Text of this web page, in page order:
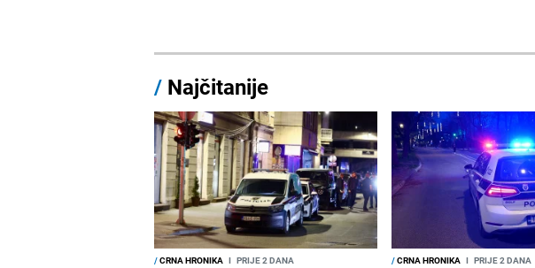
/ Najčitanije
/CRNA HRONIKA I PRIJE 2 DANA /CRNA HRONIKA I PRIJE 2 DANA